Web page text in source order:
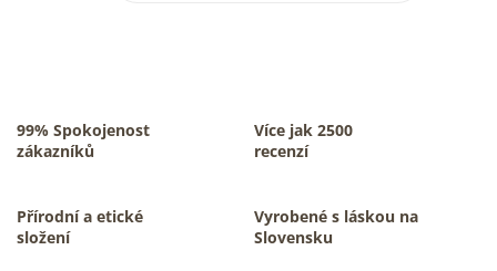
99% Spokojenost
zákazníků
Více jak 2500
recenzí
Přírodní a etické
složení
Vyrobené s láskou na
Slovensku